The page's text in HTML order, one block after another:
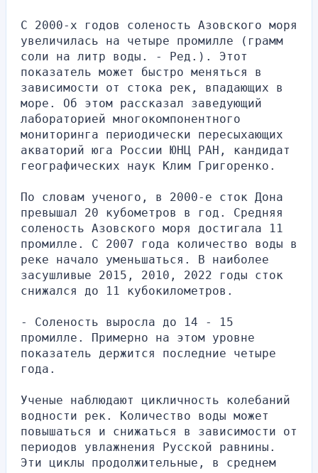
С 2000-х годов соленость Азовского моря
увеличилась на четыре промилле (грамм
соли на литр воды. - Ред.). Этот
показатель может быстро меняться в
зависимости от стока рек, впадающих в
море. Об этом рассказал заведующий
лабораторией многокомпонентного
мониторинга периодически пересыхающих
акваторий юга России ЮНЦ РАН, кандидат
географических наук Клим Григоренко.
По словам ученого, в 2000-е сток Дона
превышал 20 кубометров в год. Средняя
соленость Азовского моря достигала 11
промилле. С 2007 года количество воды в
реке начало уменьшаться. В наиболее
засушливые 2015, 2010, 2022 годы сток
снижался до 11 кубокилометров.
- Соленость выросла до 14 - 15
промилле. Примерно на этом уровне
показатель держится последние четыре
года.
Ученые наблюдают цикличность колебаний
водности рек. Количество воды может
повышаться и снижаться в зависимости от
периодов увлажнения Русской равнины.
Эти циклы продолжительные, в среднем